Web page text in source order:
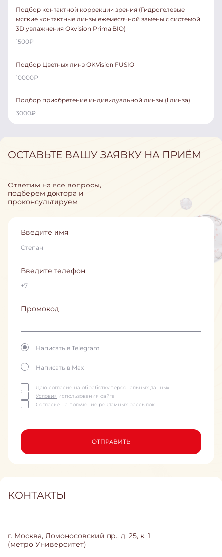
Подбор контактной коррекции зрения (Гидрогелевые
мягкие контактные линзы ежемесячной замены с системой
3D увлажнения Okvision Prima BIO)
1500₽
Подбор Цветных линз OKVision FUSIO
10000₽
Подбор приобретение индивидуальной линзы (1 линза)
3000₽
ОСТАВЬТЕ ВАШУ ЗАЯВКУ НА ПРИЁМ
Ответим на все вопросы,
подберем доктора и
проконсультируем
Введите имя
Введите телефон
Промокод
Написать в Telegram
Написать в Max
Даю согласие на обработку персональных данных
Условия использования сайта
Согласие на получение рекламных рассылок
ОТПРАВИТЬ
КОНТАКТЫ
г. Москва, Ломоносовский пр., д. 25, к. 1
(метро Университет)